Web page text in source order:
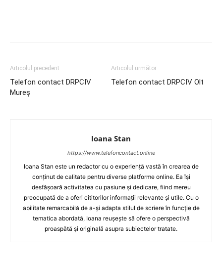
Articolul precedent
Telefon contact DRPCIV
Mureș
Articolul următor
Telefon contact DRPCIV Olt
Ioana Stan
https://www.telefoncontact.online
Ioana Stan este un redactor cu o experiență vastă în crearea de
conținut de calitate pentru diverse platforme online. Ea își
desfășoară activitatea cu pasiune și dedicare, fiind mereu
preocupată de a oferi cititorilor informații relevante și utile. Cu o
abilitate remarcabilă de a-și adapta stilul de scriere în funcție de
tematica abordată, Ioana reușește să ofere o perspectivă
proaspătă și originală asupra subiectelor tratate.